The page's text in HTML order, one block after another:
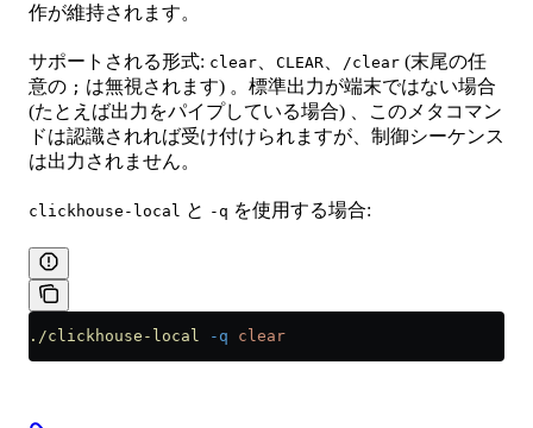
作が維持されます。
サポートされる形式: clear CLEAR /clear (末尾の任
意の ; は無視されます) 。標準出力が端末ではない場合
(たとえば出力をパイプしている場合) 、このメタコマン
ドは認識されれば受け付けられますが、制御シーケンス
は出力されません。
clickhouse-local と -q を使用する場合:
./clickhouse-local -q clear